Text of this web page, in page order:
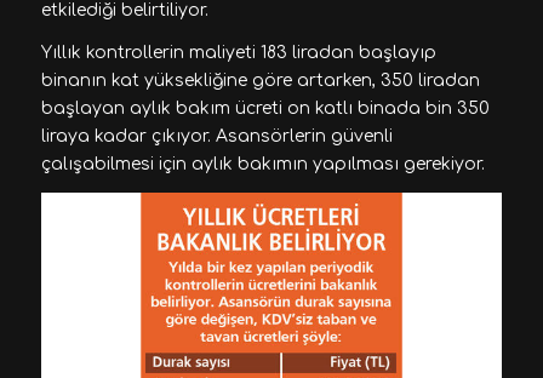
etkilediği belirtiliyor.
Yıllık kontrollerin maliyeti 183 liradan başlayıp
binanın kat yüksekliğine göre artarken, 350 liradan
başlayan aylık bakım ücreti on katlı binada bin 350
liraya kadar çıkıyor. Asansörlerin güvenli
çalışabilmesi için aylık bakımın yapılması gerekiyor.